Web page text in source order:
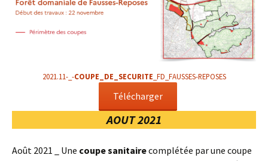
2021.11-_-COUPE_DE_SECURITE _FD_FAUSSES-REPOSES
Télécharger
AOUT 2021
Août 2021 _ Une coupe sanitairecomplétée par une coupe